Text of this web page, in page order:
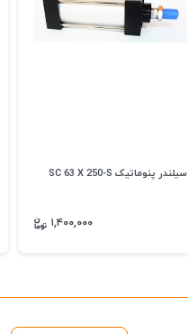
سیلندر پنوماتیک SC 63 X 250-S
۱,۴۰۰,۰۰۰